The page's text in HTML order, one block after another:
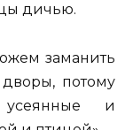
дичью.
заманить
потому
и